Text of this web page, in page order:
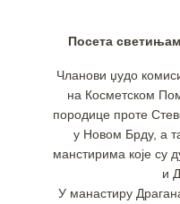
Посета
Чланови џудо
на Косметском
породице проте
у Новом Брду, а
манстирима које су
и
У манастиру